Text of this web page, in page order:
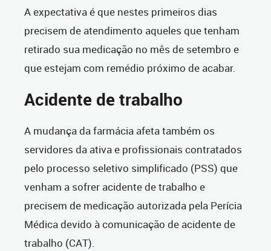
A expectativa é que nestes primeiros dias
precisem de atendimento aqueles que tenham
retirado sua medicação no mês de setembro e
que estejam com remédio próximo de acabar.
Acidente de trabalho
A mudança da farmácia afeta também os
servidores da ativa e profissionais contratados
pelo processo seletivo simplificado (PSS) que
venham a sofrer acidente de trabalho e
precisem de medicação autorizada pela Perícia
Médica devido à comunicação de acidente de
trabalho (CAT).